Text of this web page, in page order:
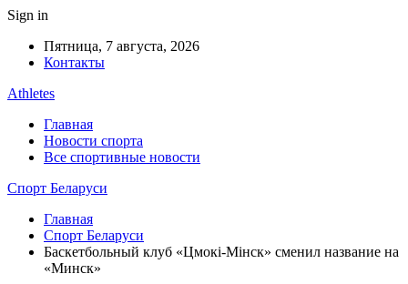
Sign in
Пятница, 7 августа, 2026
Контакты
Athletes
Главная
Новости спорта
Все спортивные новости
Спорт Беларуси
Главная
Спорт Беларуси
Баскетбольный клуб «Цмокi-Мiнск» сменил название на
«Минск»